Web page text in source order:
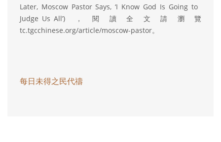
Later, Moscow Pastor Says, ‘I Know God Is Going to
Judge Us All’)，閱讀全文請瀏覽
tc.tgcchinese.org/article/moscow-pastor。
每日未得之民代禱